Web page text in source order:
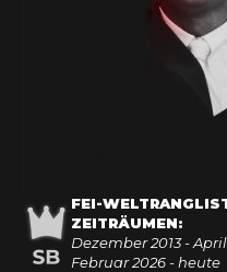
FEI-
ZEITRÄUMEN:
Dezember 2013 - April
Februar 2026 - heute